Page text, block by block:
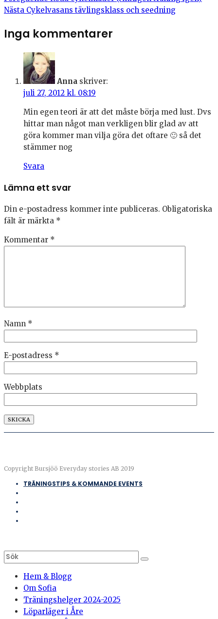
Nästa Cykelvasans tävlingsklass och seedning
Inga kommentarer
Anna skriver:
juli 27, 2012 kl. 08:19
Min egen teori är att det måste börja med lust. Dvs
hittar man något man verkligen blir glad av att
göra kommer man vilja göra det oftare 🙂 så det
stämmer nog
Svara
Lämna ett svar
Din e-postadress kommer inte publiceras. Obligatoriska
fält är märkta *
Kommentar *
Namn *
E-postadress *
Webbplats
Copyright Bursjöö Everyday stories AB 2019
TRÄNINGSTIPS & KOMMANDE EVENTS
Hem & Blogg
Om Sofia
Träningshelger 2024-2025
Löparläger i Åre